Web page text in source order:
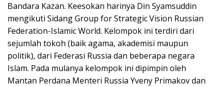
Bandara Kazan. Keesokan harinya Din Syamsuddin
mengikuti Sidang Group for Strategic Vision Russian
Federation-Islamic World. Kelompok ini terdiri dari
sejumlah tokoh (baik agama, akademisi maupun
politik), dari Federasi Russia dan beberapa negara
Islam. Pada mulanya kelompok ini dipimpin oleh
Mantan Perdana Menteri Russia Yveny Primakov dan